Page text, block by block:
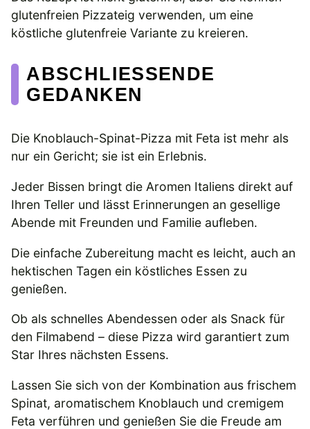
glutenfreien Pizzateig verwenden, um eine
köstliche glutenfreie Variante zu kreieren.
ABSCHLIESSENDE G
EDANKEN
Die Knoblauch-Spinat-Pizza mit Feta ist mehr als
nur ein Gericht; sie ist ein Erlebnis.
Jeder Bissen bringt die Aromen Italiens direkt auf
Ihren Teller und lässt Erinnerungen an gesellige
Abende mit Freunden und Familie aufleben.
Die einfache Zubereitung macht es leicht, auch an
hektischen Tagen ein köstliches Essen zu
genießen.
Ob als schnelles Abendessen oder als Snack für
den Filmabend – diese Pizza wird garantiert zum
Star Ihres nächsten Essens.
Lassen Sie sich von der Kombination aus frischem
Spinat, aromatischem Knoblauch und cremigem
Feta verführen und genießen Sie die Freude am